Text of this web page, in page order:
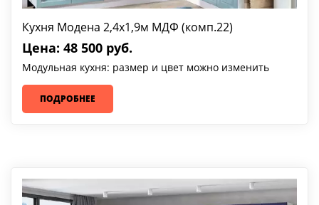
Кухня Модена 2,4х1,9м МДФ (комп.22)
Цена: 48 500 руб.
Модульная кухня: размер и цвет можно изменить
ПОДРОБНЕЕ